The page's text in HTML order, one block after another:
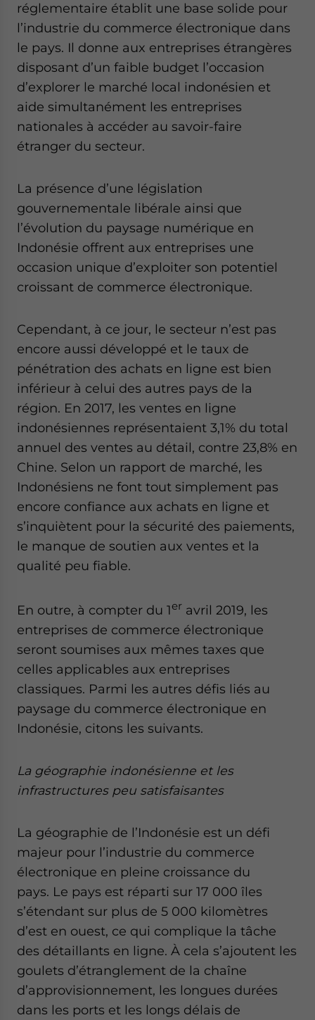
réglementaire établit une base solide pour
l’industrie du commerce électronique dans
le pays. Il donne aux entreprises étrangères
disposant d’un faible budget l’occasion
d’explorer le marché local indonésien et
aide simultanément les entreprises
nationales à accéder au savoir-faire
étranger du secteur.
La présence d’une législation
gouvernementale libérale ainsi que
l’évolution du paysage numérique en
Indonésie offrent aux entreprises une
occasion unique d’exploiter son potentiel
croissant de commerce électronique.
Cependant, à ce jour, le secteur n’est pas
encore aussi développé et le taux de
pénétration des achats en ligne est bien
inférieur à celui des autres pays de la
région. En 2017, les ventes en ligne
indonésiennes représentaient 3,1% du total
annuel des ventes au détail, contre 23,8% en
Chine. Selon un rapport de marché, les
Indonésiens ne font tout simplement pas
encore confiance aux achats en ligne et
s’inquiètent pour la sécurité des paiements,
le manque de soutien aux ventes et la
qualité peu fiable.
En outre, à compter du 1er avril 2019, les
entreprises de commerce électronique
seront soumises aux mêmes taxes que
celles applicables aux entreprises
classiques. Parmi les autres défis liés au
paysage du commerce électronique en
Indonésie, citons les suivants.
La géographie indonésienne et les
infrastructures peu satisfaisantes
La géographie de l’Indonésie est un défi
majeur pour l’industrie du commerce
électronique en pleine croissance du
pays. Le pays est réparti sur 17 000 îles
s’étendant sur plus de 5 000 kilomètres
d’est en ouest, ce qui complique la tâche
des détaillants en ligne. À cela s’ajoutent les
goulets d’étranglement de la chaîne
d’approvisionnement, les longues durées
dans les ports et les longs délais de